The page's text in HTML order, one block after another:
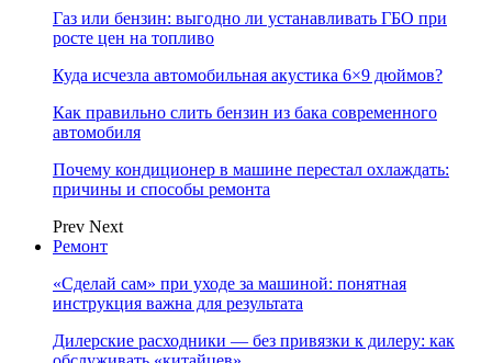
Газ или бензин: выгодно ли устанавливать ГБО при
росте цен на топливо
Куда исчезла автомобильная акустика 6×9 дюймов?
Как правильно слить бензин из бака современного
автомобиля
Почему кондиционер в машине перестал охлаждать:
причины и способы ремонта
Prev Next
Ремонт
«Сделай сам» при уходе за машиной: понятная
инструкция важна для результата
Дилерские расходники — без привязки к дилеру: как